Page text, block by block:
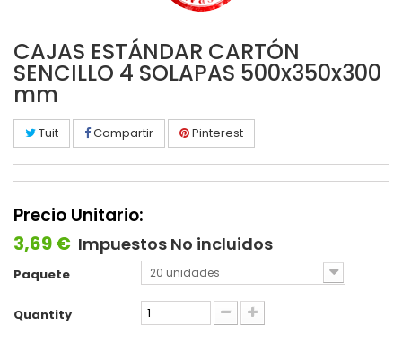
CAJAS ESTÁNDAR CARTÓN
SENCILLO 4 SOLAPAS 500x350x300
mm
Tuit Compartir Pinterest
Precio Unitario:
3,69 € Impuestos No incluidos
Paquete 20 unidades
Quantity